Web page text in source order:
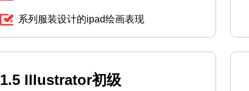
系列服装设计的ipad绘画表现
1.5 Illustrator初级